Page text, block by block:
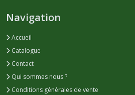
Navigation
Accueil
Catalogue
Contact
Qui sommes nous ?
Conditions générales de vente